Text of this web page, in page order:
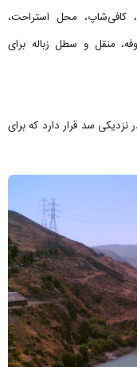
کافی‌شاپ، محل استراحت،
منقل و سطل زباله برای
نزدیکی سد قرار دارد که برای